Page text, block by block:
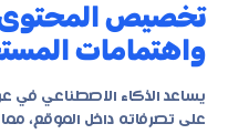
تخصيص
واهتمامات
يساعد الذكاء الاصطناعي
على تصرفاته داخل الموقع، مما